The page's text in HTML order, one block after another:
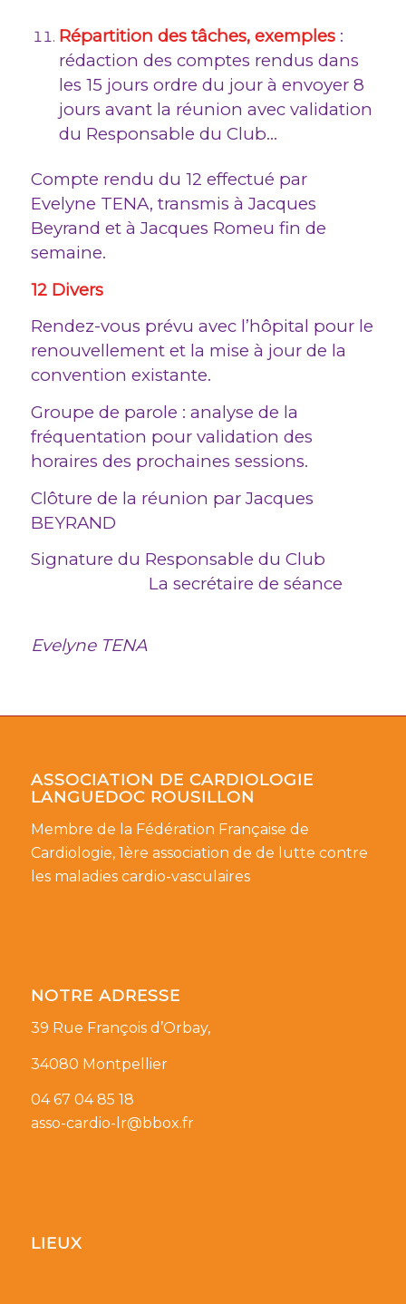
Répartition des tâches, exemples:
rédaction des comptes rendus dans
les 15 jours ordre du jour à envoyer 8
jours avant la réunion avec validation
du Responsable du Club…
Compte rendu du 12 effectué par
Evelyne TENA, transmis à Jacques
Beyrand et à Jacques Romeu fin de
semaine.
12 Divers
Rendez-vous prévu avec l’hôpital pour le
renouvellement et la mise à jour de la
convention existante.
Groupe de parole : analyse de la
fréquentation pour validation des
horaires des prochaines sessions.
Clôture de la réunion par Jacques
BEYRAND
Signature du Responsable du Club
La secrétaire de séance
Evelyne TENA
ASSOCIATION DE CARDIOLOGIE
LANGUEDOC ROUSILLON
Membre de la Fédération Française de
Cardiologie, 1ère association de de lutte contre
les maladies cardio-vasculaires
NOTRE ADRESSE
39 Rue François d’Orbay,
34080 Montpellier
04 67 04 85 18
asso-cardio-lr@bbox.fr
LIEUX